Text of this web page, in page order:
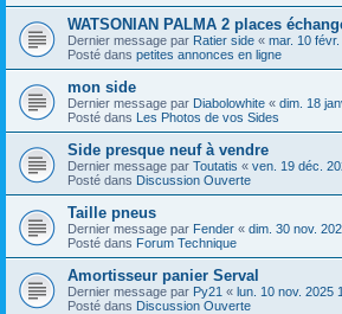
WATSONIAN PALMA 2 places
Dernier message par Ratier side « mar. 10
Posté dans petites annonces en ligne
mon side
Dernier message par Diabolowhite « dim. 18
Posté dans Les Photos de vos Sides
Side presque neuf à vendre
Dernier message par Toutatis « ven. 19 déc.
Posté dans Discussion Ouverte
Taille pneus
Dernier message par Fender « dim. 30 nov.
Posté dans Forum Technique
Amortisseur panier Serval
Dernier message par Py21 « lun. 10 nov. 2025
Posté dans Discussion Ouverte